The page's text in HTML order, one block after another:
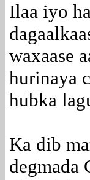
Ilaa iyo
waxaase
hurinaya
hubka
Ka dib
degmada